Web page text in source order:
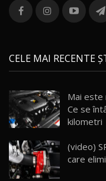
13
36:08
/17:27
15 14:37
16
13:10
CELE MAI RECENTE
Mai este
Ce se
kilometri
(video)
care